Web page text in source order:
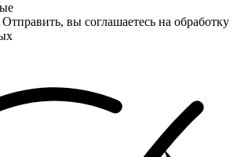
вы соглашаетесь на обработку